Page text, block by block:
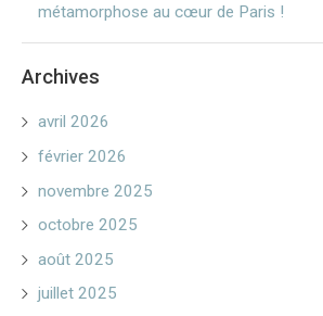
métamorphose au cœur de Paris !
Archives
avril 2026
février 2026
novembre 2025
octobre 2025
août 2025
juillet 2025